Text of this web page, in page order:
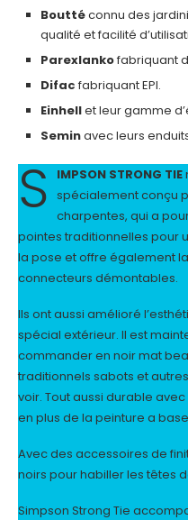
Bouttéconnu des
qualité et facilité
Parexlankofabriquant
Difac fabriquant EPI.
Einhellet leur gamme
Seminavec leurs
S IMPSON STRONG TIE
spécialement conçu
charpentes, qui a
pointes traditionnelles pour
la pose et offre également
connecteurs démontables.
Ils ont aussi amélioré
spécial extérieur. Il est
commander en noir mat
traditionnels sabots et
voir. Tout aussi durable
en plus de la peinture a
Avec des accessoires de
noirs pour habiller les têtes
Simpson Strong Tie